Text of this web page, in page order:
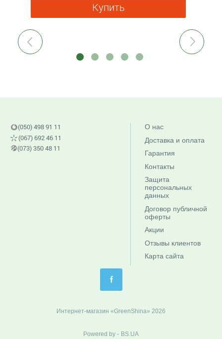
Previous
Купить
Next
(050) 498 91 11
(067) 692 46 11
(073) 350 48 11
О нас
Доставка и оплата
Гарантия
Контакты
Защита
персональных
данных
Договор публичной
оферты
Акции
Отзывы клиентов
Карта сайта
Интернет-магазин «GreenShina» 2026
Powered by - BS.UA